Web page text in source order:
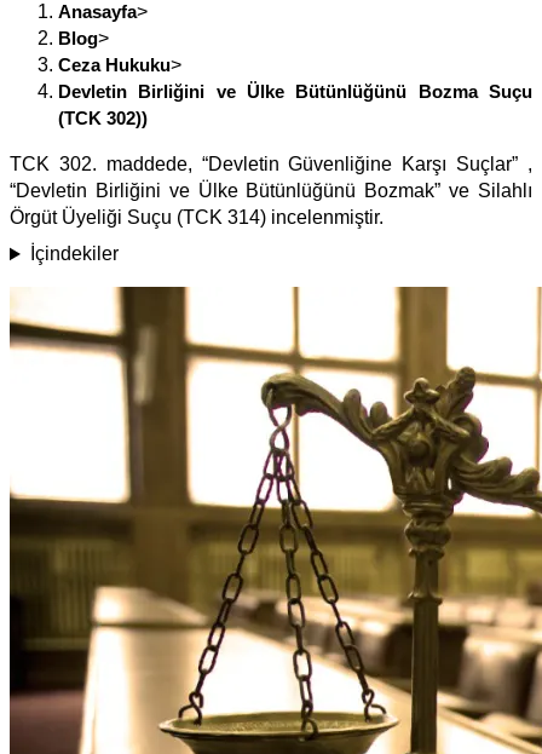
Anasayfa>
Blog>
Ceza Hukuku>
Devletin Birliğini ve Ülke Bütünlüğünü Bozma Suçu
(TCK 302))
TCK 302. maddede, “Devletin Güvenliğine Karşı Suçlar” ,
“Devletin Birliğini ve Ülke Bütünlüğünü Bozmak” ve Silahlı
Örgüt Üyeliği Suçu (TCK 314) incelenmiştir.
İçindekiler